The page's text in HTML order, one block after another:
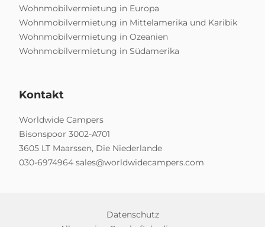
Wohnmobilvermietung in Europa
Wohnmobilvermietung in Mittelamerika und Karibik
Wohnmobilvermietung in Ozeanien
Wohnmobilvermietung in Südamerika
Kontakt
Worldwide Campers
Bisonspoor 3002-A701
3605 LT Maarssen, Die Niederlande
030-6974964 sales@worldwidecampers.com
Datenschutz